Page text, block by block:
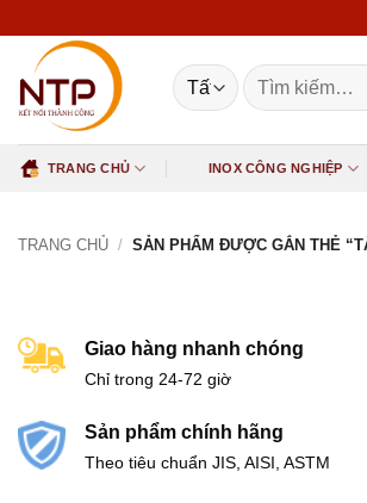
dung
Tìm
kiếm:
TRANG CHỦ INOX CÔNG NGHIỆP
TRANG CHỦ / SẢN PHẨM ĐƯỢC GẮN THẺ
Giao hàng nhanh chóng
Chỉ trong 24-72 giờ
Sản phẩm chính hãng
Theo tiêu chuẩn JIS, AISI, ASTM